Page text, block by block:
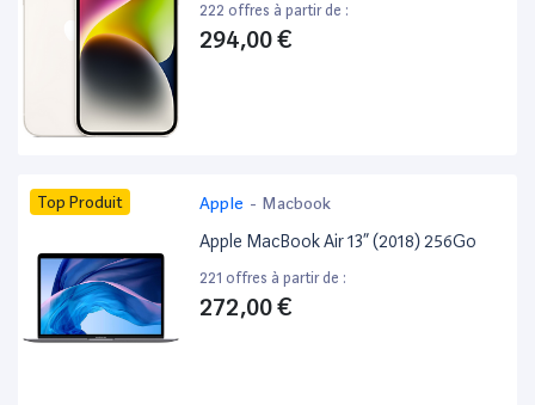
222 offres à partir de :
294,00 €
Top Produit Apple - Macbook
Apple MacBook Air 13” (2018) 256Go
221 offres à partir de :
272,00 €